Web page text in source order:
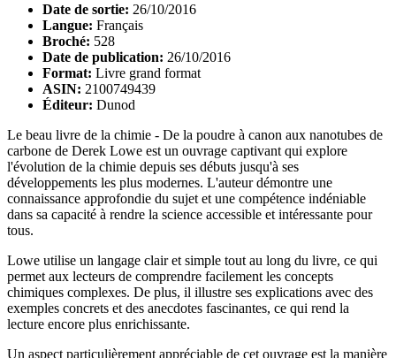
Date de sortie: 26/10/2016
Langue: Français
Broché: 528
Date de publication: 26/10/2016
Format: Livre grand format
ASIN: 2100749439
Éditeur: Dunod
Le beau livre de la chimie - De la poudre à canon aux nanotubes de
carbone de Derek Lowe est un ouvrage captivant qui explore
l'évolution de la chimie depuis ses débuts jusqu'à ses
développements les plus modernes. L'auteur démontre une
connaissance approfondie du sujet et une compétence indéniable
dans sa capacité à rendre la science accessible et intéressante pour
tous.
Lowe utilise un langage clair et simple tout au long du livre, ce qui
permet aux lecteurs de comprendre facilement les concepts
chimiques complexes. De plus, il illustre ses explications avec des
exemples concrets et des anecdotes fascinantes, ce qui rend la
lecture encore plus enrichissante.
Un aspect particulièrement appréciable de cet ouvrage est la manière